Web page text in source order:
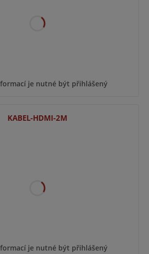
je nutné být přihlášený
KABEL-HDMI-2M
je nutné být přihlášený